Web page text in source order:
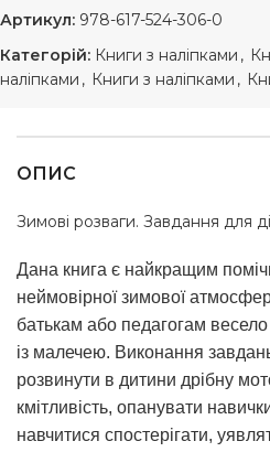
Артикул: 978-617-524-306-0
Категорій: Книги з наліпками ,
наліпками , Книги з наліпками ,
ОПИС
Зимові розваги. Завдання для
Дана книга є найкращим
неймовірної зимової
батькам або педагогам
із малечею. Виконання
розвинути в дитини дрібну
кмітливість, опанувати
навчитися спостерігати,